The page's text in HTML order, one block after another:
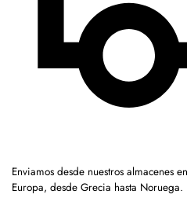
Enviamos desde nuestros almacenes
Europa, desde Grecia hasta Noruega.